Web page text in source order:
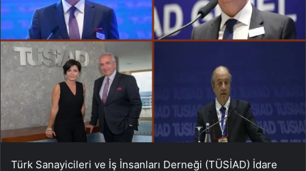
Türk Sanayicileri ve İş İnsanları Derneği (TÜSİAD) İdare